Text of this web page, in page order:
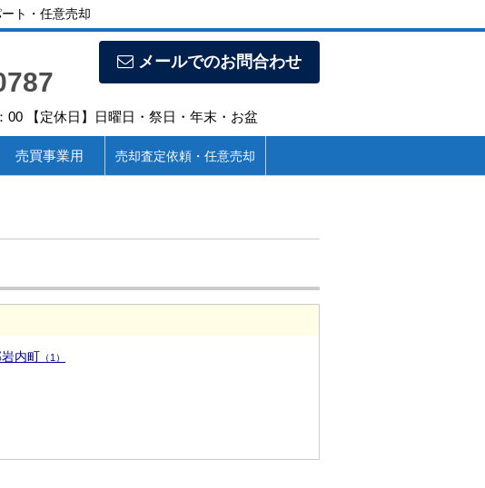
ト・任意売却
メールでのお問合わせ
00 【定休日】日曜日・祭日・年末・お盆
売買事業用 売却査定依頼・任意売却
内町 （1）